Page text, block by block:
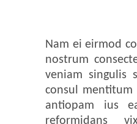
Nam ei eirmod
nostrum
veniam singulis
consul mentitum
antiopam ius
reformidans